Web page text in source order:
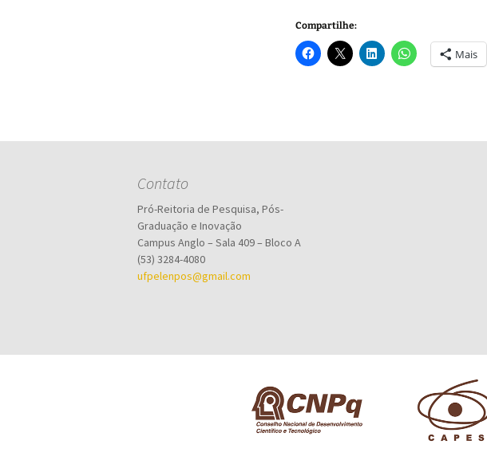
Compartilhe:
Mais
Contato
Pró-Reitoria de Pesquisa, Pós-
Graduação e Inovação
Campus Anglo – Sala 409 – Bloco A
(53) 3284-4080
ufpelenpos@gmail.com